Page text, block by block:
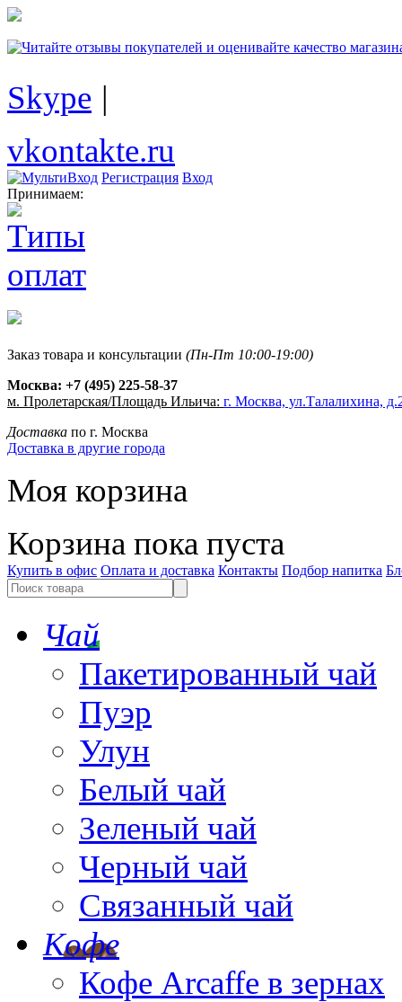
Skype |
vkontakte.ru
Регистрация Вход
Принимаем:
Заказ товара и консультации (Пн-Пт 10:00-19:00)
Москва: +7 (495) 225-58-37
м. Пролетарская/Площадь Ильича: г. Москва, ул.Талалихина,
Доставка по г. Москва
Доставка в другие города
Моя корзина
Корзина пока пуста
Купить в офис Оплата и доставка Контакты Подбор напитка
Чай
Пакетированный чай
Пуэр
Улун
Белый чай
Зеленый чай
Черный чай
Связанный чай
Кофе
Кофе Arcaffe в зернах